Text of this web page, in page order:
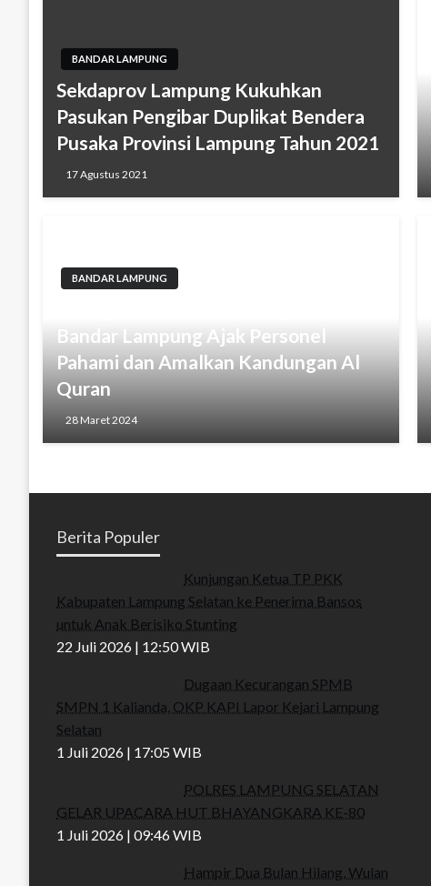
BANDAR LAMPUNG
Sekdaprov Lampung Kukuhkan
Pasukan Pengibar Duplikat Bendera
Pusaka Provinsi Lampung Tahun 2021
17 Agustus 2021
BANDAR LAMPUNG
Bandar Lampung Ajak Personel
Pahami dan Amalkan Kandungan Al
Quran
28 Maret 2024
Berita Populer
Kunjungan Ketua TP PKK
Kabupaten Lampung Selatan ke Penerima Bansos
untuk Anak Berisiko Stunting
22 Juli 2026 | 12:50 WIB
Dugaan Kecurangan SPMB
SMPN 1 Kalianda, OKP KAPI Lapor Kejari Lampung
Selatan
1 Juli 2026 | 17:05 WIB
POLRES LAMPUNG SELATAN
GELAR UPACARA HUT BHAYANGKARA KE-80
1 Juli 2026 | 09:46 WIB
Hampir Dua Bulan Hilang, Wulan